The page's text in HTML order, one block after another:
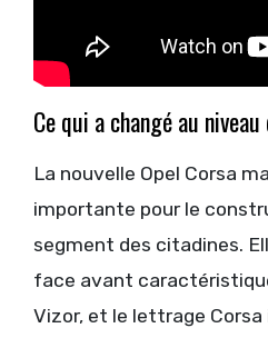
Ce qui a changé au
La nouvelle Opel Corsa
importante pour le
segment des citadines.
face avant
Vizor, et le lettrage